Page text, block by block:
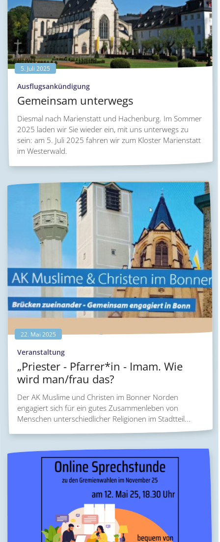
Ausflugsankündigung:
Gemeinsam unterwegs
5. Juli 2025
Diesmal nach Marienstatt und Hachenburg. Im Sommer
2025 laden wir Sie wieder ein, mit uns unterwegs zu
sein: am 5. Juli 2025 fahren wir zum Kloster Marienstatt
im Westerwald.
Veranstaltung:
„Priester - Pfarrer*in - Imam. Wie
wird man/frau das?
22. Mai 2025
Der AK Muslime und Christen im Bonner Norden
engagiert sich für ein gutes Zusammenleben von
Menschen unterschiedlicher Religionen im Stadtteil...